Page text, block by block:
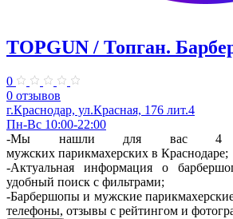
TOPGUN / Топган.
0
0 отзывов
г.Краснодар, ул.​Красная, 176 лит.4
Пн-Вс 10:00-22:00
-Мы нашли для вас 4
мужских парикмахерских в Краснодаре;
-Актуальная информация о
удобный поиск с фильтрами;
-Барбершопы и мужские
телефоны, отзывы с рейтингом и